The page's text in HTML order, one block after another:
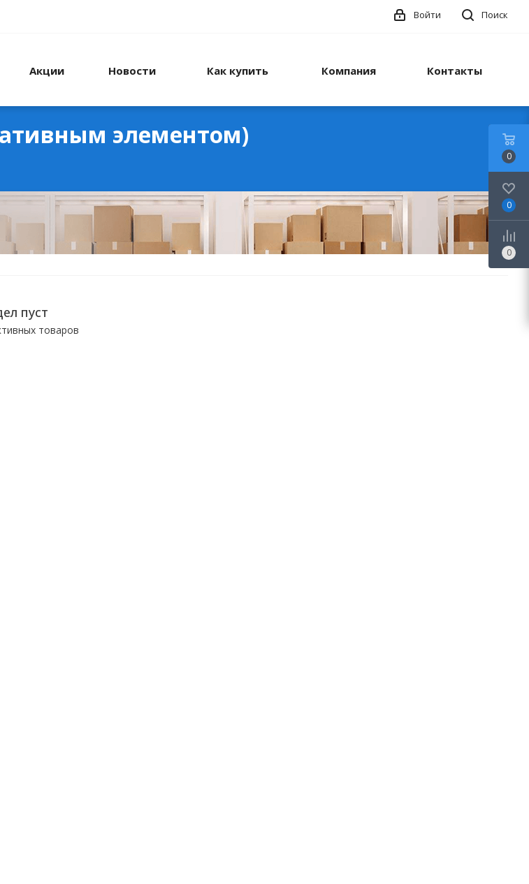
Поиск
Войти
Акции Новости Как купить Компания Контакты
элементом)
пуст
товаров
0
0
0